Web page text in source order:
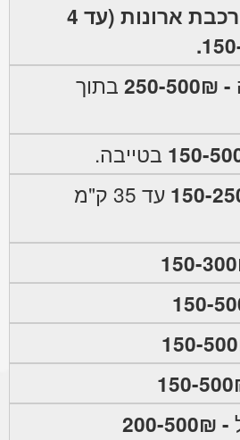
מחירון פירוק והרכבת ארונות (עד 4
- 250-500₪
בתוך
בטייבה.
עד 35 ק"מ
- 200-500₪